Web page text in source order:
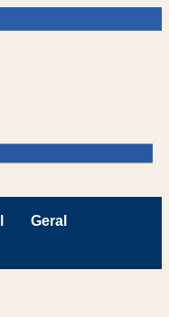
Geral